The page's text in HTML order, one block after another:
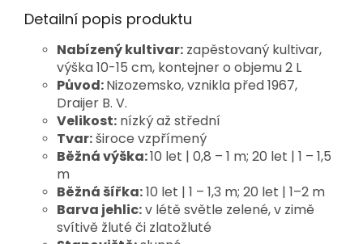
Detailní popis produktu
Nabízený kultivar: zapěstovaný kultivar,
výška 10-15 cm, kontejner o objemu 2 L
Původ:Nizozemsko, vznikla před 1967,
Draijer B. V.
Velikost: nízký až střední
Tvar:široce vzpřímený
Běžná výška:10 let | 0,8 – 1 m; 20 let | 1 – 1,5
m
Běžná šířka:10 let | 1 – 1,3 m; 20 let | 1–2 m
Barva jehlic:v létě světle zelené, v zimě
svítivě žluté či zlatožluté